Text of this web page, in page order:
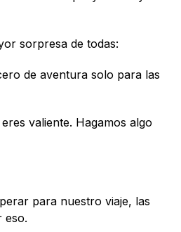
sorpresa de todas:
de aventura solo para las
valiente. Hagamos algo
para nuestro viaje, las
eso.